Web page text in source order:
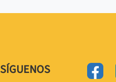
SÍGUENOS